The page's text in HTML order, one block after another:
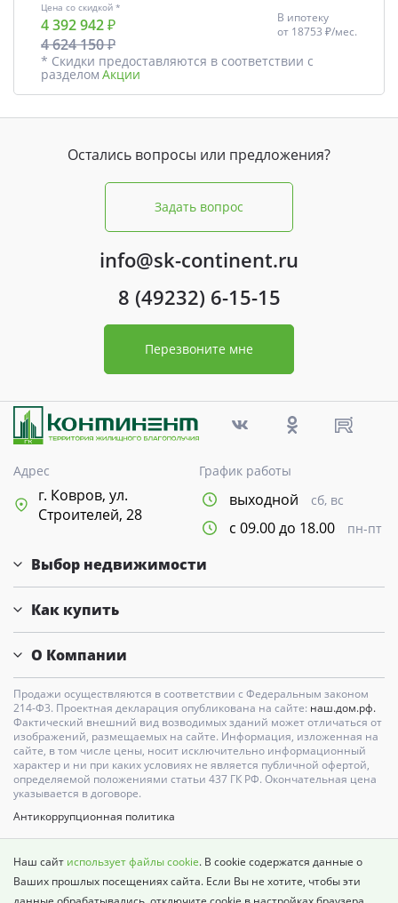
Цена со скидкой *
4 392 942 ₽
4 624 150 ₽
В ипотеку
от 18753 ₽/мес.
* Скидки предоставляются в соответствии с
разделом Акции
Остались вопросы или предложения?
Задать вопрос
info@sk-continent.ru
8 (49232) 6-15-15
Перезвоните мне
Адрес
г. Ковров, ул.
Строителей, 28
График работы
выходной сб, вс
с 09.00 до 18.00 пн-пт
Выбор недвижимости
Как купить
О Компании
Продажи осуществляются в соответствии с Федеральным законом
214-Ф3. Проектная декларация опубликована на сайте: наш.дом.рф.
Фактический внешний вид возводимых зданий может отличаться от
изображений, размещаемых на сайте. Информация, изложенная на
сайте, в том числе цены, носит исключительно информационный
характер и ни при каких условиях не является публичной офертой,
определяемой положениями статьи 437 ГК РФ. Окончательная цена
указывается в договоре.
Антикоррупционная политика
Политика о недопущении дискриминации
Наш сайт использует файлы cookie. В cookie содержатся данные о
Ваших прошлых посещениях сайта. Если Вы не хотите, чтобы эти